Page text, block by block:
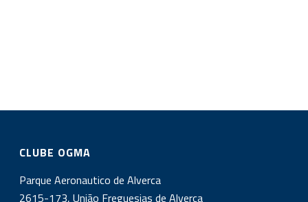
CLUBE OGMA
Parque Aeronautico de Alverca
2615-173, União Freguesias de Alverca